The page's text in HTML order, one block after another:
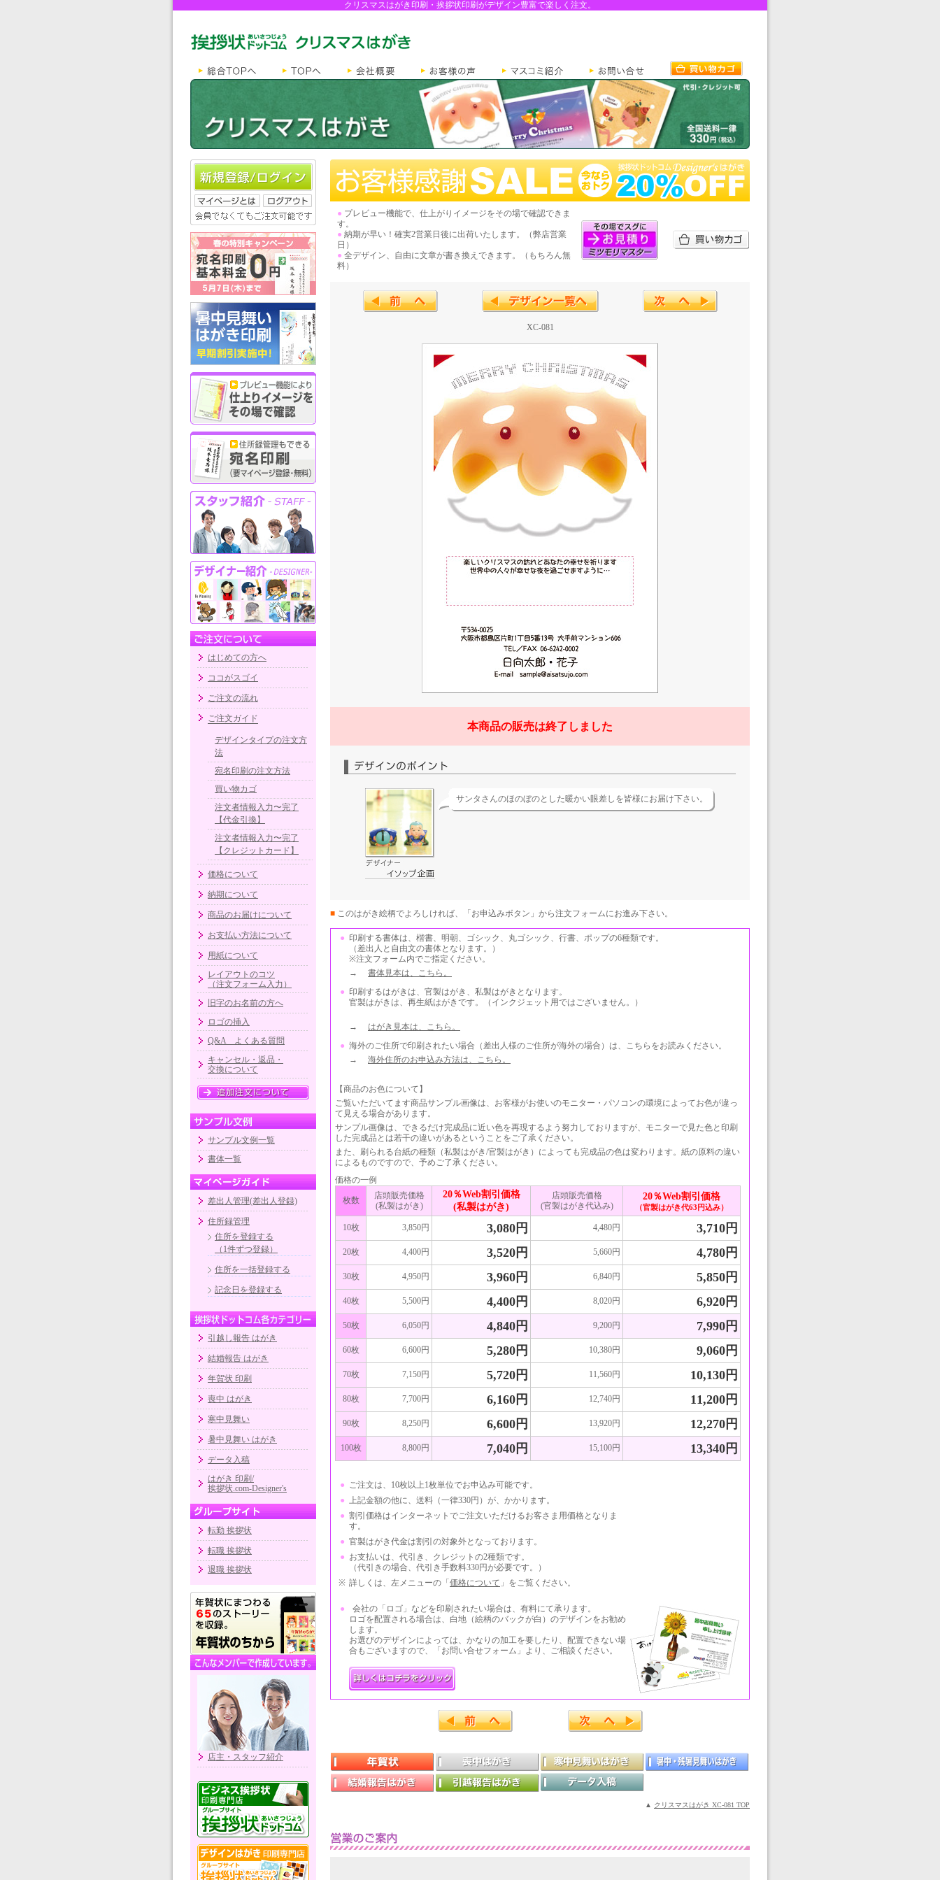
クリスマスはがき印刷・挨拶状印刷がデザイン豊富で楽しく注文。
はじめての方へ
ココがスゴイ
ご注文の流れ
ご注文ガイド
デザインタイプの注文方
法
宛名印刷の注文方法
買い物カゴ
注文者情報入力〜完了
【代金引換】
注文者情報入力〜完了
【クレジットカード】
価格について
納期について
商品のお届けについて
お支払い方法について
用紙について
レイアウトのコツ
（注文フォーム入力）
旧字のお名前の方へ
ロゴの挿入
Q&A よくある質問
キャンセル・返品・
交換について
サンプル文例一覧
書体一覧
差出人管理(差出人登録)
住所録管理
住所を登録する
（1件ずつ登録）
住所を一括登録する
記念日を登録する
引越し報告 はがき
結婚報告 はがき
年賀状 印刷
喪中 はがき
寒中見舞い
暑中見舞い はがき
データ入稿
はがき 印刷/
挨拶状.com-Designer's
転勤 挨拶状
転職 挨拶状
退職 挨拶状
店主・スタッフ紹介
● プレビュー機能で、仕上がりイメージをその場で確認できま
す。
● 納期が早い！確実2営業日後に出荷いたします。（弊店営業
日）
● 全デザイン、自由に文章が書き換えできます。（もちろん無
料）
XC-081
本商品の販売は終了しました
サンタさんのほのぼのとした暖かい眼差しを皆様にお届け下さい。
■ このはがき絵柄でよろしければ、「お申込みボタン」から注文フォームにお進み下さい。
● 印刷する書体は、楷書、明朝、ゴシック、丸ゴシック、行書、ポップの6種類です。
（差出人と自由文の書体となります。）
※注文フォーム内でご指定ください。
→ 書体見本は、こちら。
● 印刷するはがきは、官製はがき、私製はがきとなります。
官製はがきは、再生紙はがきです。（インクジェット用ではございません。）
→ はがき見本は、こちら。
● 海外のご住所で印刷されたい場合（差出人様のご住所が海外の場合）は、こちらをお読みください。
→ 海外住所のお申込み方法は、こちら。
【商品のお色について】
ご覧いただいてます商品サンプル画像は、お客様がお使いのモニター・パソコンの環境によってお色が違っ
て見える場合があります。
サンプル画像は、できるだけ完成品に近い色を再現するよう努力しておりますが、モニターで見た色と印刷
した完成品とは若干の違いがあるということをご了承ください。
また、刷られる台紙の種類（私製はがき/官製はがき）によっても完成品の色は変わります。紙の原料の違い
によるものですので、予めご了承ください。
価格の一例
枚数
店頭販売価格
(私製はがき)
20％Web割引価格
(私製はがき)
店頭販売価格
(官製はがき代込み)
20％Web割引価格
（官製はがき代63円込み）
10枚 3,850円 3,080円 4,480円 3,710円
20枚 4,400円 3,520円 5,660円 4,780円
30枚 4,950円 3,960円 6,840円 5,850円
40枚 5,500円 4,400円 8,020円 6,920円
50枚 6,050円 4,840円 9,200円 7,990円
60枚 6,600円 5,280円 10,380円 9,060円
70枚 7,150円 5,720円 11,560円 10,130円
80枚 7,700円 6,160円 12,740円 11,200円
90枚 8,250円 6,600円 13,920円 12,270円
100枚 8,800円 7,040円 15,100円 13,340円
● ご注文は、10枚以上1枚単位でお申込み可能です。
● 上記金額の他に、送料（一律330円）が、かかります。
● 割引価格はインターネットでご注文いただけるお客さま用価格となりま
す。
● 官製はがき代金は割引の対象外となっております。
● お支払いは、代引き、クレジットの2種類です。
（代引きの場合、代引き手数料330円が必要です。）
※ 詳しくは、左メニューの「 価格について 」をご覧ください。
●
会社の「ロゴ」などを印刷されたい場合は、有料にて承ります。
ロゴを配置される場合は、白地（絵柄のバックが白）のデザインをお勧め
します。
お選びのデザインによっては、かなりの加工を要したり、配置できない場
合もございますので、「お問い合せフォーム」より、ご相談ください。
▲ クリスマスはがき XC-081 TOP